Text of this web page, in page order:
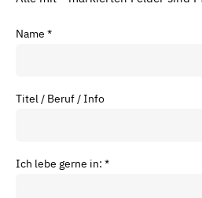
Name *
Titel / Beruf / Info
Ich lebe gerne in: *